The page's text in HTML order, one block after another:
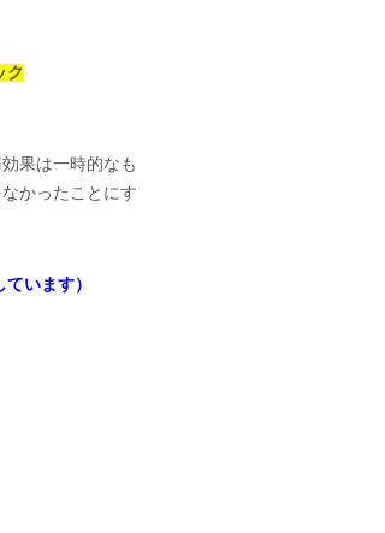
ク
果は一時的なも
かったことにす
います）